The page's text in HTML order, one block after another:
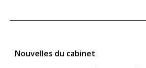
Nouvelles du cabinet